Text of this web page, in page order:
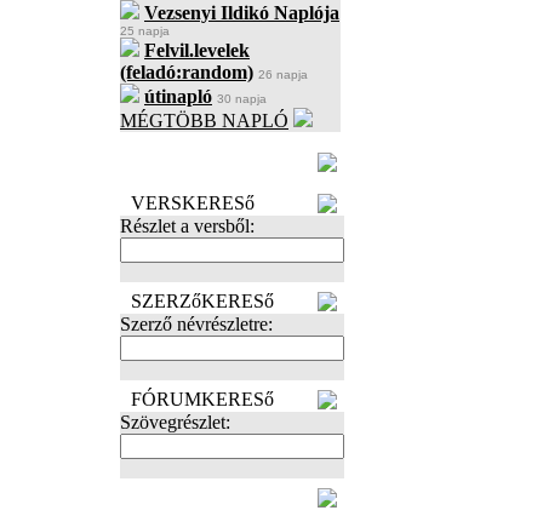
Vezsenyi Ildikó Naplója
25 napja
Felvil.levelek
(feladó:random) 26 napja
útinapló 30 napja
MÉGTÖBB NAPLÓ
VERSKERESő
Részlet a versből:
SZERZőKERESő
Szerző névrészletre:
FÓRUMKERESő
Szövegrészlet: